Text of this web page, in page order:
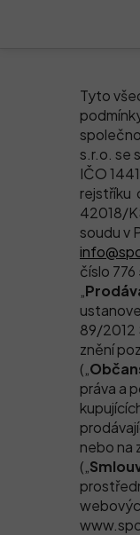
Tyto
s.r.o. se
IČO
rejstříku
42018/
soudu v
číslo 776
89/2012
znění
(„
práva a
nebo na
(„